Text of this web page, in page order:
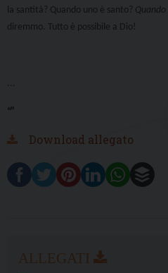
la santità? Quando uno è santo?
diremmo. Tutto è possibile a Dio!
...
“”
Download allegato